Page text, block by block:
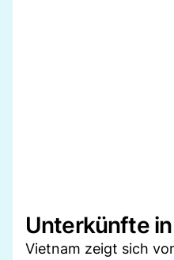
Unterkünfte
Vietnam zeigt sich